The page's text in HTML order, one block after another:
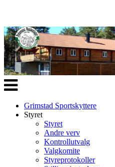
Veksle
navigasjon
Grimstad Sportskyttere
Styret
Styret
Andre verv
Kontrollutvalg
Valgkomite
Styreprotokoller